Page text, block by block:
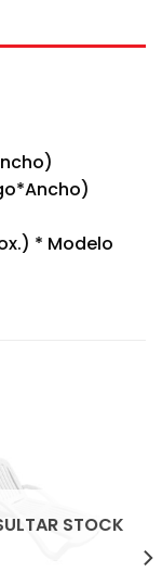
* Modelo
STOCK